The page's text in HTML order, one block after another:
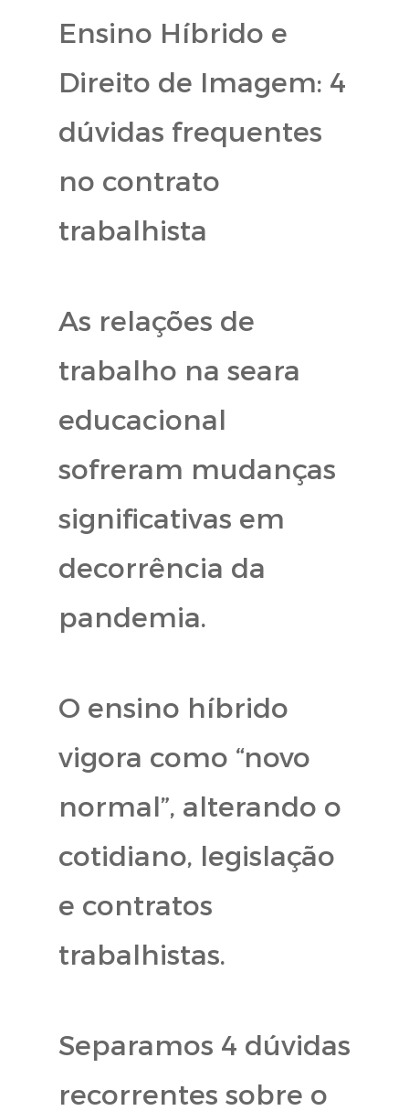
Ensino Híbrido e
Direito de Imagem: 4
dúvidas frequentes
no contrato
trabalhista
As relações de
trabalho na seara
educacional
sofreram mudanças
significativas em
decorrência da
pandemia.
O ensino híbrido
vigora como “novo
normal”, alterando o
cotidiano, legislação
e contratos
trabalhistas.
Separamos 4 dúvidas
recorrentes sobre o